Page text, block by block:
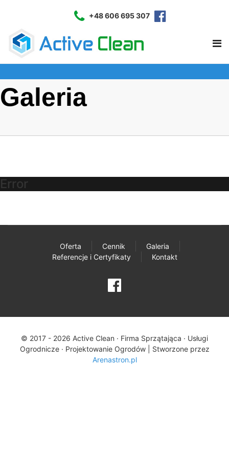
+48 606 695 307
Galeria
Error
Oferta Cennik
Galeria
Referencje i Certyfikaty
Kontakt
© 2017 - 2026 Active Clean · Firma Sprzątająca · Usługi
Ogrodnicze · Projektowanie Ogrodów | Stworzone przez
Arenastron.pl